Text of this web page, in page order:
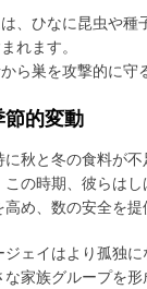
、ひなに昆虫や種
れます。
ら巣を攻撃的に守
節的変動
に秋と冬の食料が
の時期、彼らは
め、数の安全を提
ェイはより孤独
家族グループを形